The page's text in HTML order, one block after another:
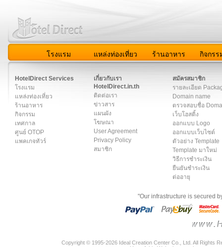
โรงแรม แหล่งท่องเที่ยว ร้านอาหาร กิจกรร
HotelDirect Services
โรงแรม
แหล่งท่องเที่ยว
ร้านอาหาร
กิจกรรม
เทศกาล
ศูนย์ OTOP
แพคเกจทัวร์
เกี่ยวกับเรา
HotelDirect.in.th
ติดต่อเรา
ข่าวสาร
แผนผัง
โฆษณา
User Agreement
Privacy Policy
สมาชิก
สมัครสมาชิก
รายละเอียด
Domain name
ตรวจสอบชื่อ
เว็บโฮสติ้ง
ออกแบบ Logo
ออกแบบเว็บไซต์
ตัวอย่าง Template
Template มาใหม่
วิธีการชำระเงิน
ยืนยันชำระเงิน
ต่ออายุ
"Our infrastructure is secured
Copyright © 1995-2026 Ideal Creation Center Co., Ltd. All Rights